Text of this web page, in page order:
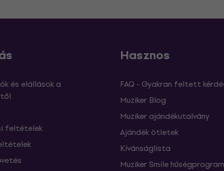
és elállások a
feltételek
Hasznos
FAQ - Gyakran feltett
Muziker Blog
Muziker ajándékutalvány
Ajándék ötletek
Kívánságlista
Muziker Smile hűségprogram